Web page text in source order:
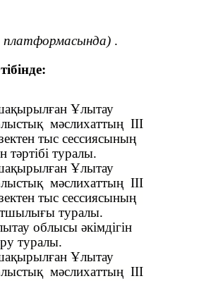
платформасында) .
Ұлытау
мәслихаттың III
тыс сессиясының
тәртібі туралы.
Ұлытау
мәслихаттың III
тыс сессиясының
туралы.
облысы әкімдігін
туралы.
Ұлытау
мәслихаттың III